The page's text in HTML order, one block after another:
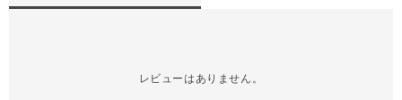
レビューはありません。